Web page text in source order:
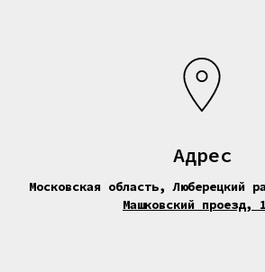
Адрес
Московская область, Люберецкий
Машковский проезд,